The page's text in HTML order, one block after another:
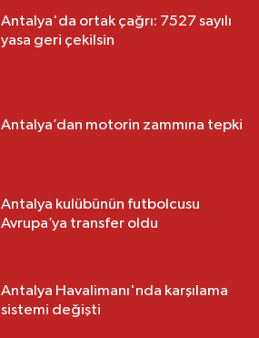
Antalya'da ortak çağrı: 7527 sayılı
yasa geri çekilsin
Antalya’dan motorin zammına tepki
Antalya kulübünün futbolcusu
Avrupa’ya transfer oldu
Antalya Havalimanı'nda karşılama
sistemi değişti